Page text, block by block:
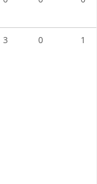
3 0 1